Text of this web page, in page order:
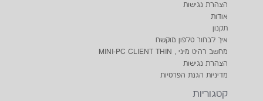
הצהרת נגישות
אודות
תקנון
איך לבחור טלפון מוקשח
מחשב רהיט מיני , MINI-PC CLIENT THIN
הצהרת נגישות
מדיניות הגנת הפרטיות
קטגוריות